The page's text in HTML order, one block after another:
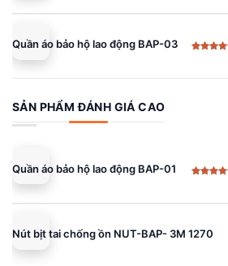
Quần áo bảo hộ lao động BAP-03
hạng
Giá
là:
256.500 ₫.
Giá
tại
là:
195.000 ₫.
SẢN PHẨM ĐÁNH GIÁ CAO
Quần áo bảo hộ lao động BAP-01
5 sao
Giá
là:
Giá
tại
195.000 ₫.
Nút bịt tai chống ồn NUT-BAP- 3M 1270